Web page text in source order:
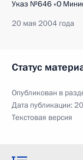
Указ №646 «О
20 мая 2004 года
Статус
Опубликован в
Дата публикации:
Текстовая версия